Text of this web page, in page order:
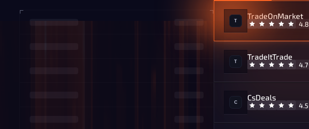
TradeOnMarket
4.8
TradeItTrade
4.7
CsDeals
4.5